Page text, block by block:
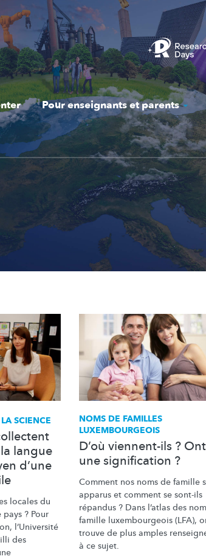
Pour enseignants et parents
SCIENCE
langue
d’une
locales du
pays ? Pour
l’Université
des
NOMS DE FAMILLES
LUXEMBOURGEOIS
D’où viennent-ils ?
une signification ?
Comment nos noms de famille
apparus et comment se sont-ils
répandus ? Dans l’atlas des
famille luxembourgeois (LFA),
trouve de plus amples
à ce sujet.